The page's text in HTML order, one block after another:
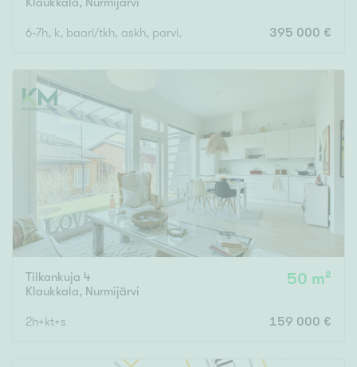
6-7h, k, baari/tkh, askh, parvi, khh, s, ph, kph, wc x2395 000 €
Tilkankuja 4
Klaukkala, Nurmijärvi
50 m²
2h+kt+s 159 000 €